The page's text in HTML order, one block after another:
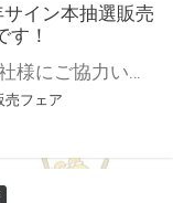
イン本抽選販売
す！
売フェア